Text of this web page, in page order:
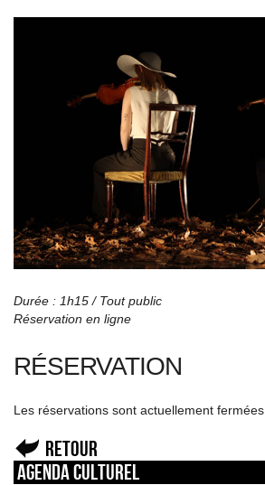
Durée : 1h15 / Tout public
Réservation en ligne
RÉSERVATION
Les réservations sont actuellement fermées.
Retour
Agenda culturel